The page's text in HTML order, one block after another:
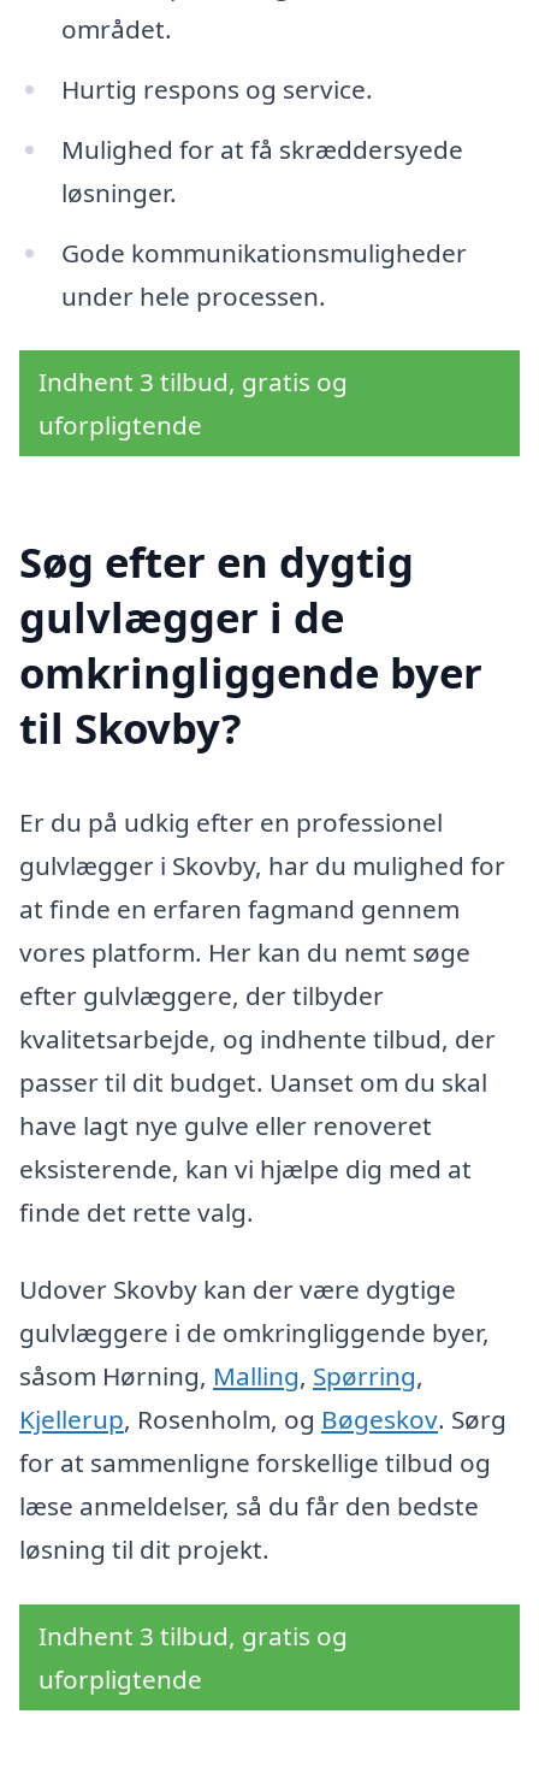
området.
Hurtig respons og service.
Mulighed for at få skræddersyede
løsninger.
Gode kommunikationsmuligheder
under hele processen.
Indhent 3 tilbud, gratis og
uforpligtende
Søg efter en dygtig
gulvlægger i de
omkringliggende byer
til Skovby?
Er du på udkig efter en professionel
gulvlægger i Skovby, har du mulighed for
at finde en erfaren fagmand gennem
vores platform. Her kan du nemt søge
efter gulvlæggere, der tilbyder
kvalitetsarbejde, og indhente tilbud, der
passer til dit budget. Uanset om du skal
have lagt nye gulve eller renoveret
eksisterende, kan vi hjælpe dig med at
finde det rette valg.
Udover Skovby kan der være dygtige
gulvlæggere i de omkringliggende byer,
såsom Hørning, Malling, Spørring,
Kjellerup, Rosenholm, og Bøgeskov. Sørg
for at sammenligne forskellige tilbud og
læse anmeldelser, så du får den bedste
løsning til dit projekt.
Indhent 3 tilbud, gratis og
uforpligtende